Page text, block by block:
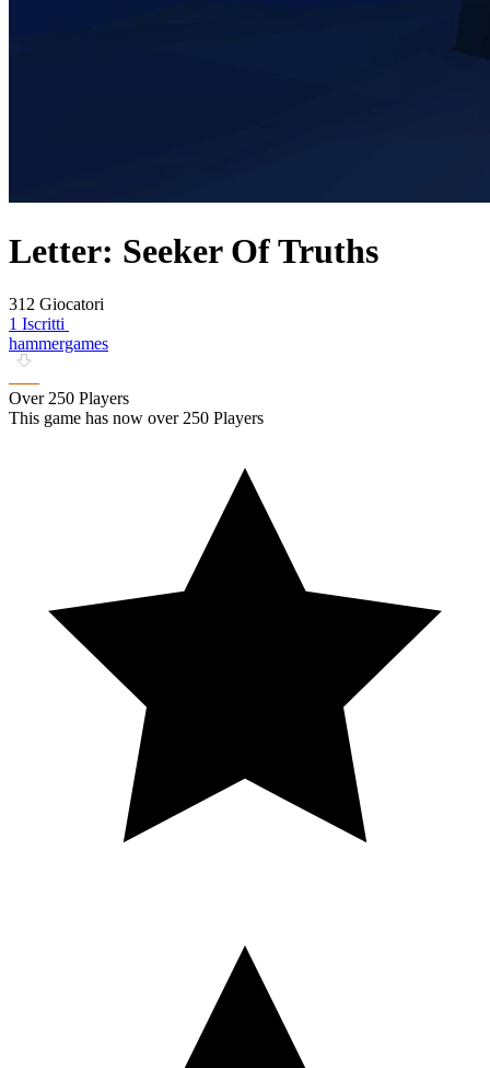
Letter: Seeker Of Truths
312 Giocatori
1 Iscritti
hammergames
Over 250 Players
This game has now over 250 Players